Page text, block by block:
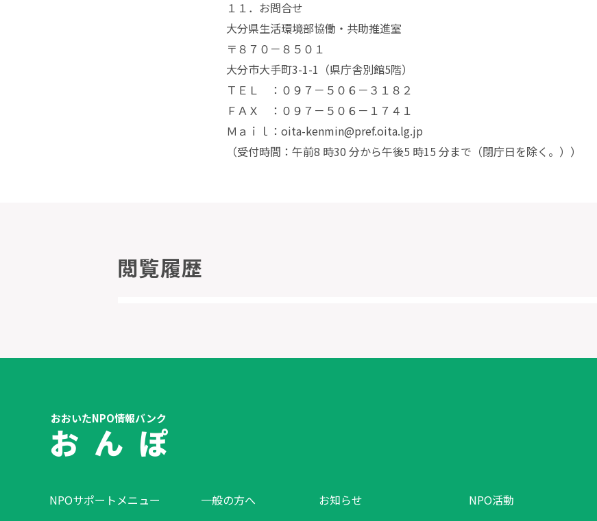
１１．お問合せ
大分県生活環境部協働・共助推進室
〒８７０－８５０１
大分市大手町3-1-1（県庁舎別館5階）
ＴＥＬ ：０９７－５０６－３１８２
ＦＡＸ ：０９７－５０６－１７４１
Ｍａｉｌ：oita-kenmin@pref.oita.lg.jp
（受付時間：午前8 時30 分から午後5 時15 分まで（閉庁日を除く。））
閲覧履歴
おおいたNPO情報バンク
お ん ぽ
NPOサポートメニュー 一般の方へ お知らせ NPO活動